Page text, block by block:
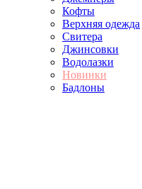
Кофты
Верхняя одежда
Свитера
Джинсовки
Водолазки
Новинки
Бадлоны